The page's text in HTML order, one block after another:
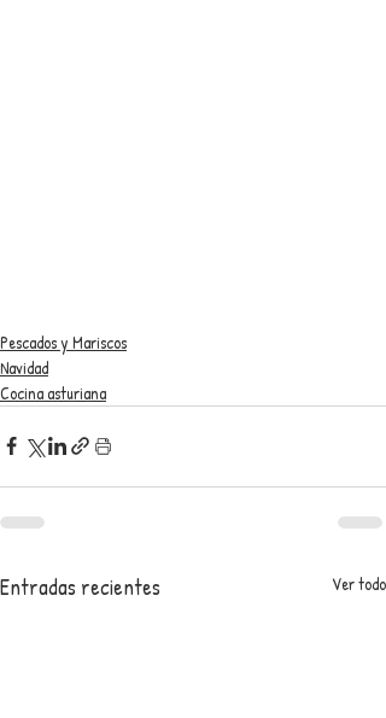
Pescados y Mariscos
Navidad
Cocina asturiana
Entradas recientes Ver todo